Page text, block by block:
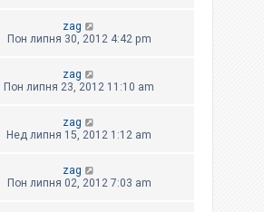
zag
Пон липня 30, 2012 4:42 pm
zag
Пон липня 23, 2012 11:10 am
zag
Нед липня 15, 2012 1:12 am
zag
Пон липня 02, 2012 7:03 am